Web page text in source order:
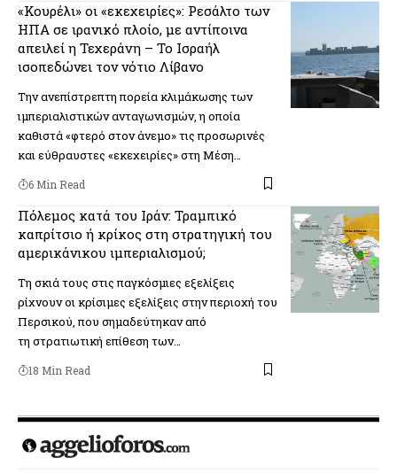
«Κουρέλι» οι «εκεχειρίες»: Ρεσάλτο των
ΗΠΑ σε ιρανικό πλοίο, με αντίποινα
απειλεί η Τεχεράνη – Το Ισραήλ
ισοπεδώνει τον νότιο Λίβανο
Την ανεπίστρεπτη πορεία κλιμάκωσης των
ιμπεριαλιστικών ανταγωνισμών, η οποία
καθιστά «φτερό στον άνεμο» τις προσωρινές
και εύθραυστες «εκεχειρίες» στη Μέση…
6 Min Read
Πόλεμος κατά του Ιράν: Τραμπικό
καπρίτσιο ή κρίκος στη στρατηγική του
αμερικάνικου ιμπεριαλισμού;
Τη σκιά τους στις παγκόσμιες εξελίξεις
ρίχνουν οι κρίσιμες εξελίξεις στην περιοχή του
Περσικού, που σημαδεύτηκαν από
τη στρατιωτική επίθεση των…
18 Min Read